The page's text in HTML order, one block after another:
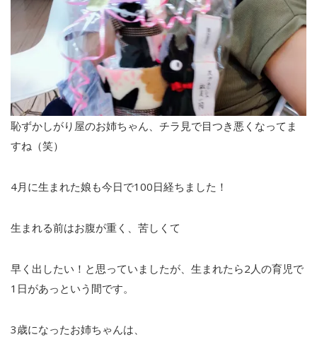
恥ずかしがり屋のお姉ちゃん、チラ見で目つき悪くなってま
すね（笑）
4月に生まれた娘も今日で100日経ちました！
生まれる前はお腹が重く、苦しくて
早く出したい！と思っていましたが、生まれたら2人の育児で
1日があっという間です。
3歳になったお姉ちゃんは、